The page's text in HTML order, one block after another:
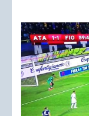
ACCEDI